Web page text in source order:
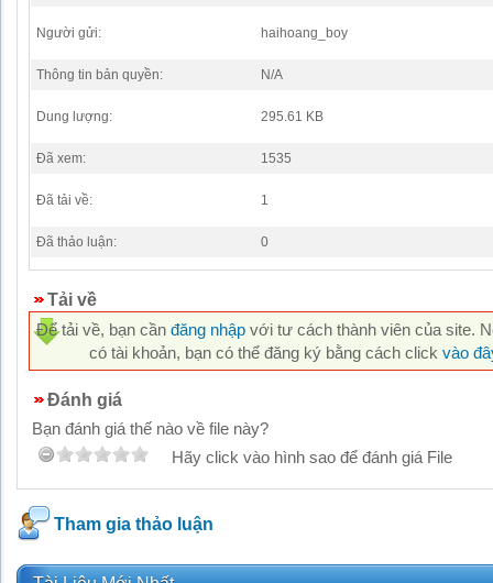
Người gửi: haihoang_boy
Thông tin bản quyền: N/A
Dung lượng: 295.61 KB
Đã xem: 1535
Đã tải về: 1
Đã thảo luận: 0
Tải về
Để tải về, bạn cần đăng nhập với tư cách thành viên của site.
có tài khoản, bạn có thể đăng ký bằng cách click vào
Đánh giá
Bạn đánh giá thế nào về file này?
Hãy click vào hình sao để đánh giá File
Tham gia thảo luận